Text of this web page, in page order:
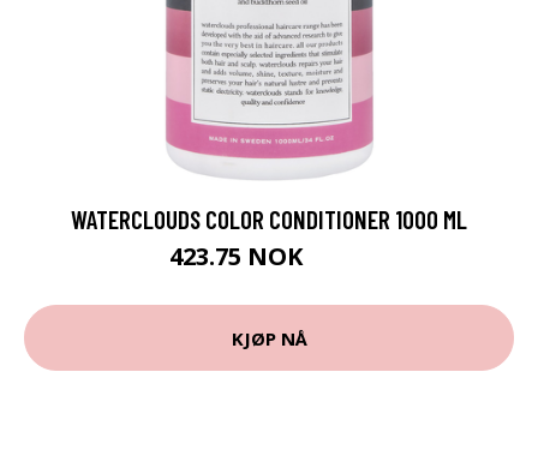
WATERCLOUDS COLOR CONDITIONER 1000 ML
423.75 NOK
KJØP NÅ